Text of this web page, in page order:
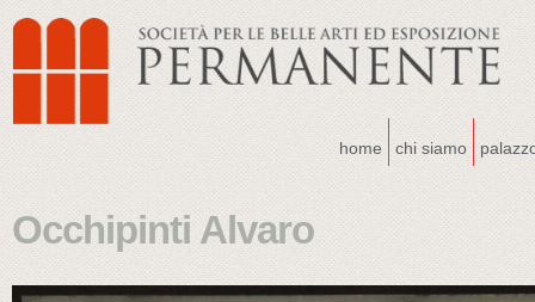
home chi siamo
Occhipinti Alvaro